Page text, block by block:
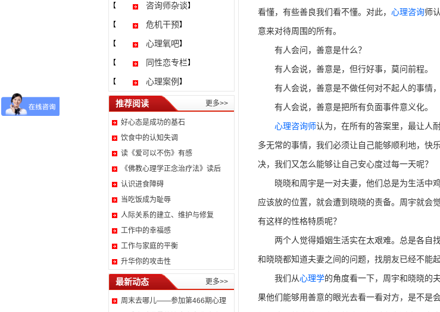
【 咨询师杂谈】
【 危机干预】
【 心理氧吧】
【 同性恋专栏】
【 心理案例 】
更多>>
推荐阅读
好心态是成功的基石
饮食中的认知失调
读《爱可以不伤》有感
《佛教心理学正念治疗法》读后
认识进食障碍
当吃饭成为耻辱
人际关系的建立、维护与修复
工作中的幸福感
工作与家庭的平衡
升华你的攻击性
更多>>
最新动态
周末去哪儿——参加第466期心理
看懂，有些善良我们看不懂。对此， 心理咨询师
意来对待周围的所有。
有人会问，善意是什么？
有人会说，善意是，但行好事，莫问前程。
有人会说，善意是不做任何对不起人的事情，
有人会说，善意是把所有负面事件意义化。
心理咨询师认为，在所有的答案里，最让人
多无常的事情，我们必须让自己能够顺利地，快
决，我们又怎么能够让自己安心度过每一天呢？
晓晓和周宇是一对夫妻，他们总是为生活中鸡
应该放的位置，就会遭到晓晓的责备。周宇就会
有这样的性格特质呢？
两个人觉得婚姻生活实在太艰难。总是各自找
和晓晓都知道夫妻之间的问题，找朋友已经不能
我们从心理学的角度看一下，周宇和晓晓的
果他们能够用善意的眼光去看一看对方，是不是